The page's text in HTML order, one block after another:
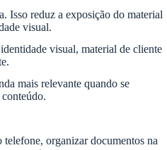
Isso reduz a exposição do material
visual.
visual, material de cliente
mais relevante quando se
organizar documentos na